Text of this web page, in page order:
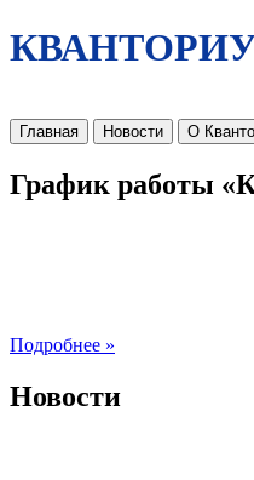
Главная Новости О
График работы
Подробнее »
Новости